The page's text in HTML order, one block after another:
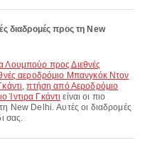
διαδρομές προς τη New
Λουμπούρ προς Διεθνές
αεροδρόμιο Μπανγκόκ Ντον
,πτήση από Αεροδρόμιο
Ίντιρα Γκάντι είναι οι πιο
New Delhi. Αυτές οι διαδρομές
σας.